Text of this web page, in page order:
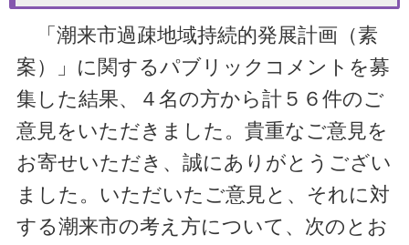
「 潮来市過疎地域持続的発展計画（素
案）」に関するパブリックコメントを募
集した結果、４名の方から計５６件のご
意見をいただきました。貴重なご意見を
お寄せいただき、誠にありがとうござい
ました。いただいたご意見と、それに対
する潮来市の考え方について、次のとお